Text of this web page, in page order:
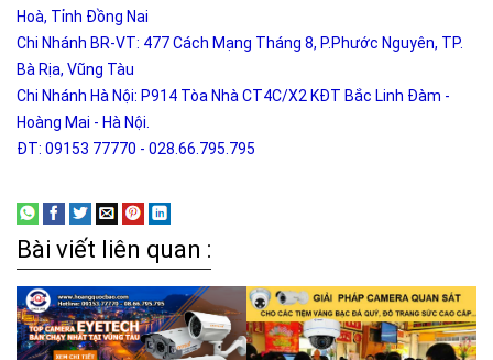
Hoà, Tỉnh Đồng Nai
Chi Nhánh BR-VT: 477 Cách Mạng Tháng 8, P.Phước Nguyên, TP.
Bà Rịa, Vũng Tàu
Chi Nhánh Hà Nội: P914 Tòa Nhà CT4C/X2 KĐT Bắc Linh Đàm -
Hoàng Mai - Hà Nội.
ĐT: 09153 77770 - 028.66.795.795
Bài viết liên quan :